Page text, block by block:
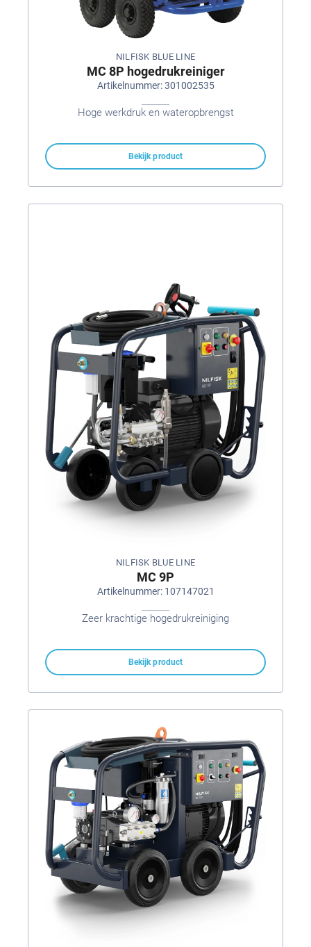
NILFISK BLUE LINE
MC 8P hogedrukreiniger
Artikelnummer: 301002535
Hoge werkdruk en wateropbrengst
Bekijk product
NILFISK BLUE LINE
MC 9P
Artikelnummer: 107147021
Zeer krachtige hogedrukreiniging
Bekijk product